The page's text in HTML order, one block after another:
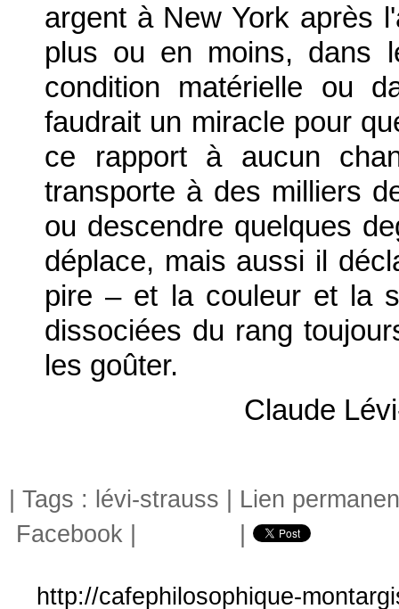
argent à New York après
plus ou en moins, dans
condition matérielle ou
faudrait un miracle pour
ce rapport à aucun
transporte à des milliers
ou descendre quelques
déplace, mais aussi il
pire – et la couleur et la
dissociées du rang
les goûter.
Claude
| Tags : lévi-strauss
Lien
Facebook
http://cafephilosophique-